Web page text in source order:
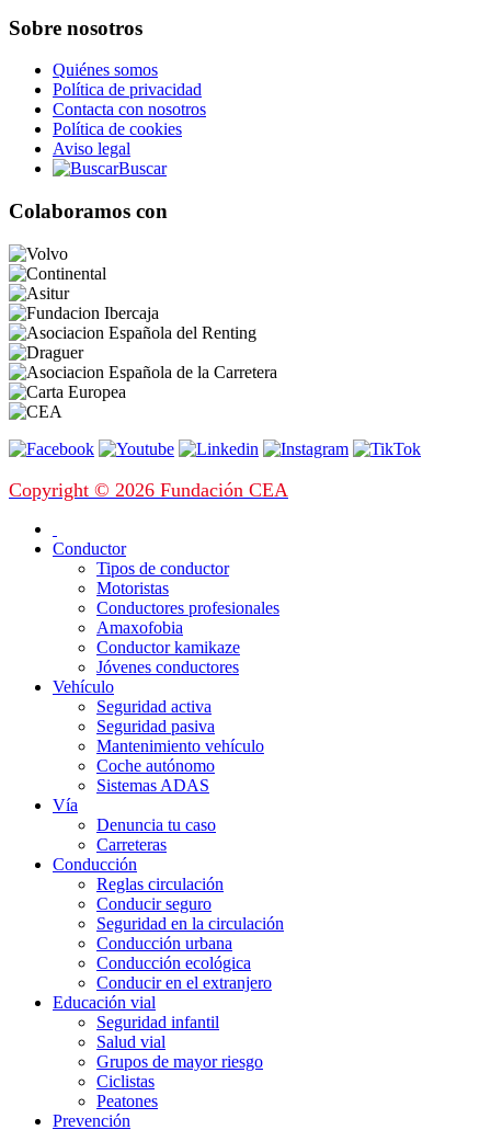
Sobre nosotros
Quiénes somos
Política de privacidad
Contacta con nosotros
Política de cookies
Aviso legal
Buscar
Colaboramos con
Copyright © 2026 Fundación CEA
Conductor
Tipos de conductor
Motoristas
Conductores profesionales
Amaxofobia
Conductor kamikaze
Jóvenes conductores
Vehículo
Seguridad activa
Seguridad pasiva
Mantenimiento vehículo
Coche autónomo
Sistemas ADAS
Vía
Denuncia tu caso
Carreteras
Conducción
Reglas circulación
Conducir seguro
Seguridad en la circulación
Conducción urbana
Conducción ecológica
Conducir en el extranjero
Educación vial
Seguridad infantil
Salud vial
Grupos de mayor riesgo
Ciclistas
Peatones
Prevención